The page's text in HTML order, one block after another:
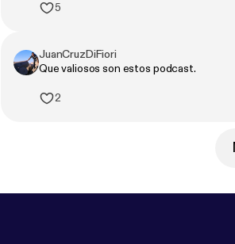
5
JuanCruzDiFiori
Que valiosos son estos podcast.
2